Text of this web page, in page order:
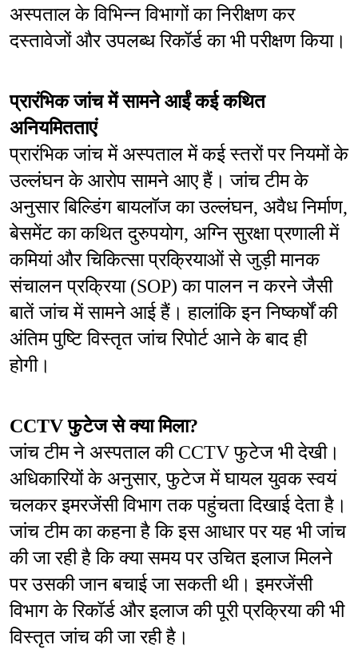
अस्पताल के विभिन्न विभागों का निरीक्षण कर
दस्तावेजों और उपलब्ध रिकॉर्ड का भी परीक्षण किया।
प्रारंभिक जांच में सामने आईं कई कथित
अनियमितताएं
प्रारंभिक जांच में अस्पताल में कई स्तरों पर नियमों के
उल्लंघन के आरोप सामने आए हैं। जांच टीम के
अनुसार बिल्डिंग बायलॉज का उल्लंघन, अवैध निर्माण,
बेसमेंट का कथित दुरुपयोग, अग्नि सुरक्षा प्रणाली में
कमियां और चिकित्सा प्रक्रियाओं से जुड़ी मानक
संचालन प्रक्रिया (SOP) का पालन न करने जैसी
बातें जांच में सामने आई हैं। हालांकि इन निष्कर्षों की
अंतिम पुष्टि विस्तृत जांच रिपोर्ट आने के बाद ही
होगी।
CCTV फुटेज से क्या मिला?
जांच टीम ने अस्पताल की CCTV फुटेज भी देखी।
अधिकारियों के अनुसार, फुटेज में घायल युवक स्वयं
चलकर इमरजेंसी विभाग तक पहुंचता दिखाई देता है।
जांच टीम का कहना है कि इस आधार पर यह भी जांच
की जा रही है कि क्या समय पर उचित इलाज मिलने
पर उसकी जान बचाई जा सकती थी। इमरजेंसी
विभाग के रिकॉर्ड और इलाज की पूरी प्रक्रिया की भी
विस्तृत जांच की जा रही है।